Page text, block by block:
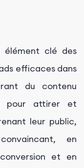
élément clé des
efficaces dans
du contenu
pour attirer et
leur public,
en
et en